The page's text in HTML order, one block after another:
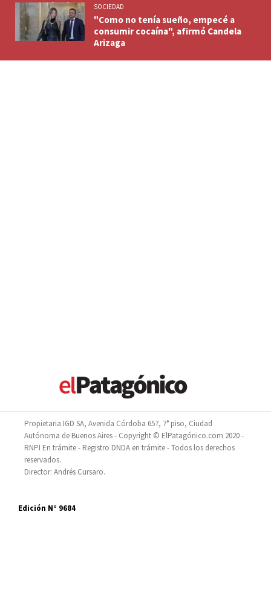
SOCIEDAD
"Como no tenía sueño, empecé a
consumir cocaína", afirmó Candela
Arizaga
Propietaria IGD SA, Avenida Córdoba 657, 7° piso, Ciudad
Autónoma de Buenos Aires - Copyright © ElPatagónico.com 2020 -
RNPI En trámite - Registro DNDA en trámite - Todos los derechos
reservados.
Director: Andrés Cursaro.
Edición N° 9684